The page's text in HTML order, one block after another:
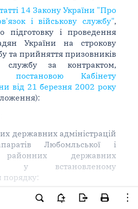
14 Закону України "Про
і військову службу",
підготовку і проведення
України на строкову
та прийняття призовників
службу за контрактом,
постановою Кабінету
від 21 березня 2002 року
державних адміністрацій
Любомльської і
районних державних
у встановленому
порядку: